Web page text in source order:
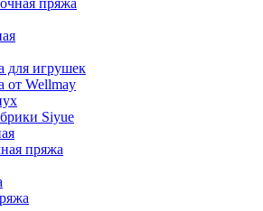
для игрушек
от Wellmay
Siyue
пряжа